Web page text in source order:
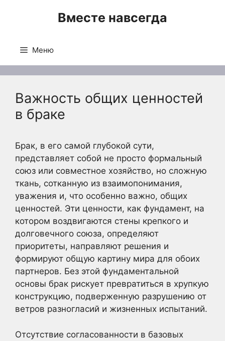
Вместе навсегда
Меню
Важность общих ценностей
в браке
Брак, в его самой глубокой сути,
представляет собой не просто формальный
союз или совместное хозяйство, но сложную
ткань, сотканную из взаимопонимания,
уважения и, что особенно важно, общих
ценностей. Эти ценности, как фундамент, на
котором воздвигаются стены крепкого и
долговечного союза, определяют
приоритеты, направляют решения и
формируют общую картину мира для обоих
партнеров. Без этой фундаментальной
основы брак рискует превратиться в хрупкую
конструкцию, подверженную разрушению от
ветров разногласий и жизненных испытаний.
Отсутствие согласованности в базовых